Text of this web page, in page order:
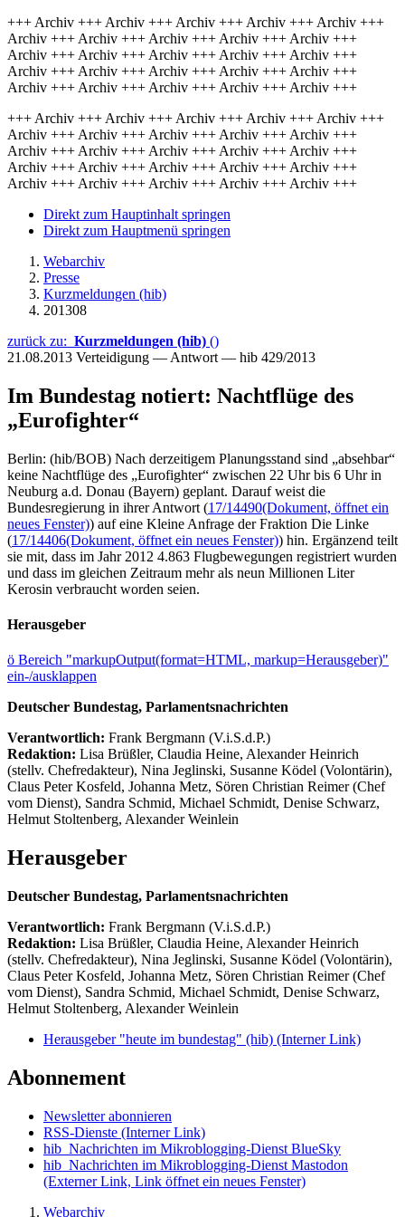
+++ Archiv +++ Archiv +++ Archiv +++ Archiv +++ Archiv +++
Archiv +++ Archiv +++ Archiv +++ Archiv +++ Archiv +++
Archiv +++ Archiv +++ Archiv +++ Archiv +++ Archiv +++
Archiv +++ Archiv +++ Archiv +++ Archiv +++ Archiv +++
Archiv +++ Archiv +++ Archiv +++ Archiv +++ Archiv +++
+++ Archiv +++ Archiv +++ Archiv +++ Archiv +++ Archiv +++
Archiv +++ Archiv +++ Archiv +++ Archiv +++ Archiv +++
Archiv +++ Archiv +++ Archiv +++ Archiv +++ Archiv +++
Archiv +++ Archiv +++ Archiv +++ Archiv +++ Archiv +++
Archiv +++ Archiv +++ Archiv +++ Archiv +++ Archiv +++
Direkt zum Hauptinhalt springen
Direkt zum Hauptmenü springen
Webarchiv
Presse
Kurzmeldungen (hib)
201308
zurück zu: Kurzmeldungen (hib) ()
21.08.2013 Verteidigung — Antwort — hib 429/2013
Im Bundestag notiert: Nachtflüge des
„Eurofighter“
Berlin: (hib/BOB) Nach derzeitigem Planungsstand sind „absehbar“
keine Nachtflüge des „Eurofighter“ zwischen 22 Uhr bis 6 Uhr in
Neuburg a.d. Donau (Bayern) geplant. Darauf weist die
Bundesregierung in ihrer Antwort (17/14490(Dokument, öffnet ein
neues Fenster)) auf eine Kleine Anfrage der Fraktion Die Linke
(17/14406(Dokument, öffnet ein neues Fenster)) hin. Ergänzend teilt
sie mit, dass im Jahr 2012 4.863 Flugbewegungen registriert wurden
und dass im gleichen Zeitraum mehr als neun Millionen Liter
Kerosin verbraucht worden seien.
Herausgeber
ö Bereich "markupOutput(format=HTML, markup=Herausgeber)"
ein-/ausklappen
Deutscher Bundestag, Parlamentsnachrichten
Verantwortlich: Frank Bergmann (V.i.S.d.P.)
Redaktion: Lisa Brüßler, Claudia Heine, Alexander Heinrich
(stellv. Chefredakteur), Nina Jeglinski, Susanne Ködel (Volontärin),
Claus Peter Kosfeld, Johanna Metz, Sören Christian Reimer (Chef
vom Dienst), Sandra Schmid, Michael Schmidt, Denise Schwarz,
Helmut Stoltenberg, Alexander Weinlein
Herausgeber
Deutscher Bundestag, Parlamentsnachrichten
Verantwortlich: Frank Bergmann (V.i.S.d.P.)
Redaktion: Lisa Brüßler, Claudia Heine, Alexander Heinrich
(stellv. Chefredakteur), Nina Jeglinski, Susanne Ködel (Volontärin),
Claus Peter Kosfeld, Johanna Metz, Sören Christian Reimer (Chef
vom Dienst), Sandra Schmid, Michael Schmidt, Denise Schwarz,
Helmut Stoltenberg, Alexander Weinlein
Herausgeber "heute im bundestag" (hib) (Interner Link)
Abonnement
Newsletter abonnieren
RSS-Dienste (Interner Link)
hib_Nachrichten im Mikroblogging-Dienst BlueSky
hib_Nachrichten im Mikroblogging-Dienst Mastodon
(Externer Link, Link öffnet ein neues Fenster)
Webarchiv